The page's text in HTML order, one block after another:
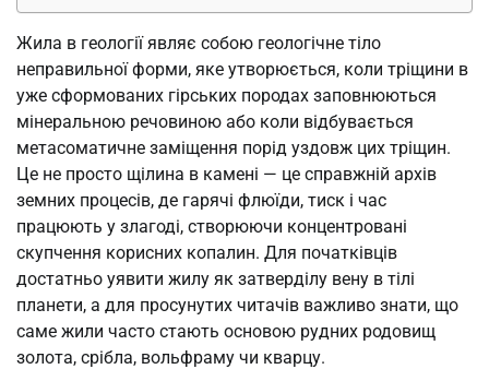
Жила в геології являє собою геологічне тіло
неправильної форми, яке утворюється, коли тріщини в
уже сформованих гірських породах заповнюються
мінеральною речовиною або коли відбувається
метасоматичне заміщення порід уздовж цих тріщин.
Це не просто щілина в камені — це справжній архів
земних процесів, де гарячі флюїди, тиск і час
працюють у злагоді, створюючи концентровані
скупчення корисних копалин. Для початківців
достатньо уявити жилу як затверділу вену в тілі
планети, а для просунутих читачів важливо знати, що
саме жили часто стають основою рудних родовищ
золота, срібла, вольфраму чи кварцу.